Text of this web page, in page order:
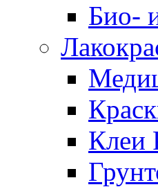
Био-
Клеи